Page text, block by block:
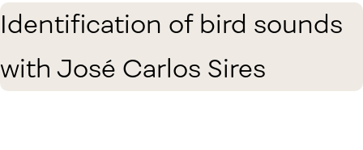
Identification of bird sounds
with José Carlos Sires